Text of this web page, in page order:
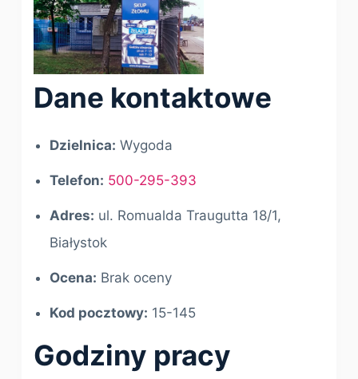
Dane kontaktowe
Dzielnica: Wygoda
Telefon: 500-295-393
Adres: ul. Romualda Traugutta 18/1,
Białystok
Ocena: Brak oceny
Kod pocztowy: 15-145
Godziny pracy